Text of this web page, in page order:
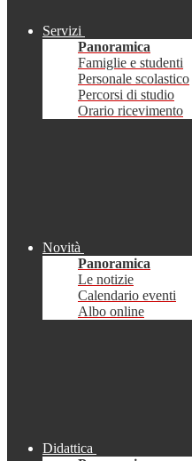
Servizi
Panoramica
Famiglie e studenti
Personale scolastico
Percorsi di studio
Orario ricevimento
Novità
Panoramica
Le notizie
Calendario eventi
Albo online
Didattica